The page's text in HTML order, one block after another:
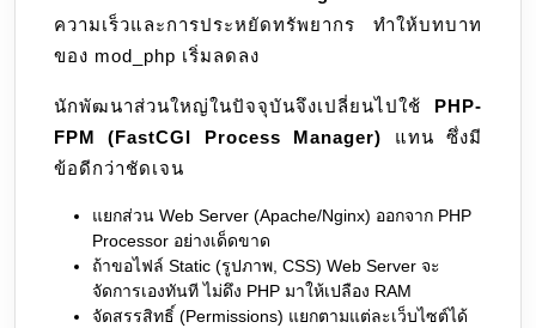
ความเร็วและการประหยัดทรัพยากร ทำให้บทบาท
ของ mod_php เริ่มลดลง
นักพัฒนาส่วนใหญ่ในปัจจุบันจึงเปลี่ยนไปใช้ PHP-
FPM (FastCGI Process Manager) แทน ซึ่งมี
ข้อดีกว่าชัดเจน
แยกส่วน Web Server (Apache/Nginx) ออกจาก PHP
Processor อย่างเด็ดขาด
ถ้าขอไฟล์ Static (รูปภาพ, CSS) Web Server จะ
จัดการเองทันที ไม่ดึง PHP มาให้เปลือง RAM
จัดสรรสิทธิ์ (Permissions) แยกตามแต่ละเว็บไซต์ได้